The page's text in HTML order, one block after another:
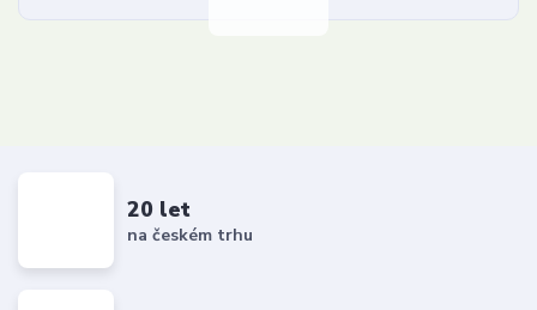
20 let
na českém trhu